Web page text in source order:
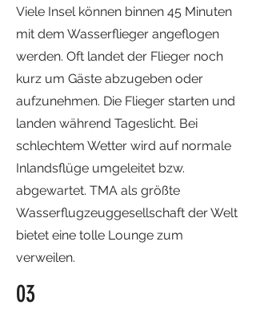
Viele Insel können binnen 45 Minuten
mit dem Wasserflieger angeflogen
werden. Oft landet der Flieger noch
kurz um Gäste abzugeben oder
aufzunehmen. Die Flieger starten und
landen während Tageslicht. Bei
schlechtem Wetter wird auf normale
Inlandsflüge umgeleitet bzw.
abgewartet. TMA als größte
Wasserflugzeuggesellschaft der Welt
bietet eine tolle Lounge zum
verweilen.
03